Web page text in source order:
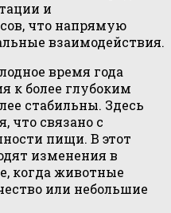
и
что напрямую
взаимодействия.
время года
к более глубоким
стабильны. Здесь
что связано с
пищи. В этот
изменения в
когда животные
или небольшие